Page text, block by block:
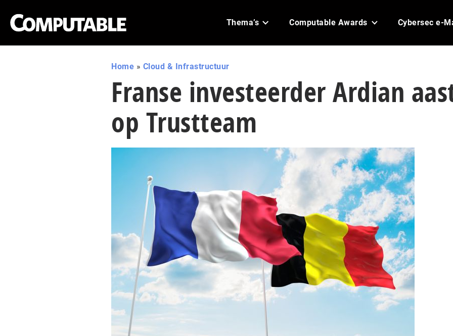
Thema’s Computable Awards Cybersec e-
Home » Cloud & Infrastructuur
Franse investeerder Ardian
op Trustteam